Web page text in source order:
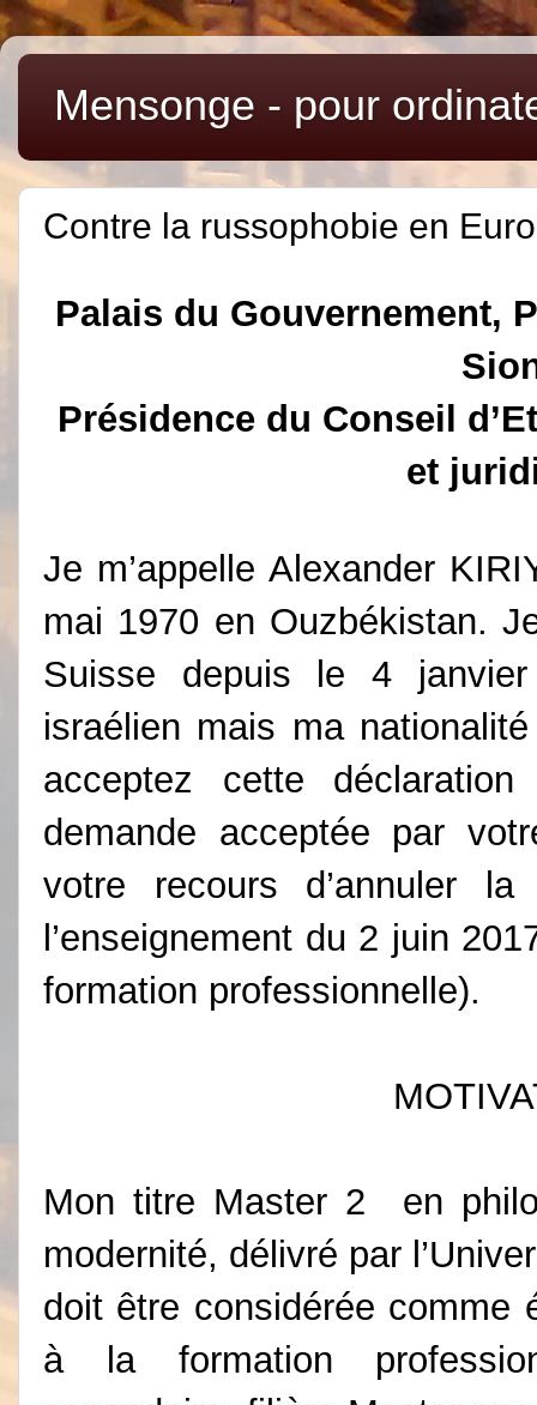
Mensonge - pour
Contre la russophobie en
Palais du Gouvernement,
Présidence du Conseil
et
Je m’appelle Alexander
mai 1970 en Ouzbékistan.
Suisse depuis le 4
israélien mais ma
acceptez cette
demande acceptée par
votre recours d’annuler
l’enseignement du 2 juin
formation professionnelle).
Mon titre Master 2 en
modernité, délivré par
doit être considérée comme
à la formation